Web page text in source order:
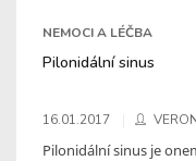
NEMOCI A LÉČBA
Pilonidální sinus
16.01.2017
Pilonidální sinus je